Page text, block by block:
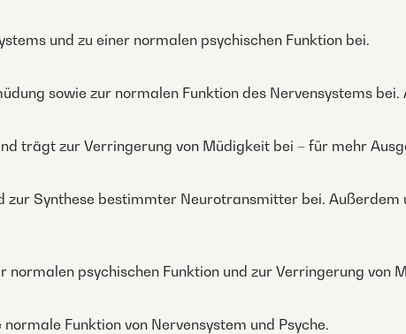
und zu einer normalen psychischen Funktion bei.
sowie zur normalen Funktion des Nervensystems
trägt zur Verringerung von Müdigkeit bei – für mehr
zur Synthese bestimmter Neurotransmitter bei.
psychischen Funktion und zur Verringerung von
Funktion von Nervensystem und Psyche.